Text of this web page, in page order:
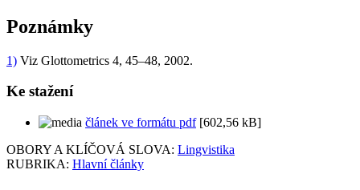
Poznámky
1) Viz Glottometrics 4, 45–48, 2002.
Ke stažení
článek ve formátu pdf[602,56 kB]
OBORY A KLÍČOVÁ SLOVA: Lingvistika
RUBRIKA: Hlavní články